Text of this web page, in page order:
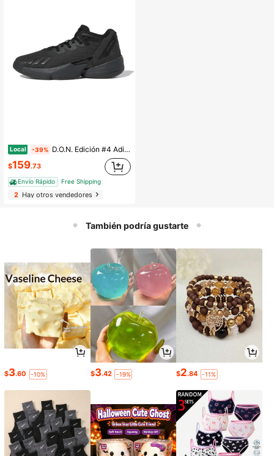
Local -39% D.O.N. Edición #4 Adidas "Lights Out" Negro
$159.73
Envío Rápido Free Shipping
2Hay otros vendedores
También podría gustarte
$3.60 -10% $3.42 -19% $2.84 -11%